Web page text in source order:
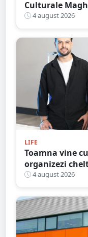
Culturale
și alte activități
4 august 2026
LIFE
Toamna vine
organizezi
fără să dai totul
4 august 2026